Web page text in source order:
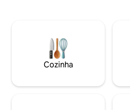
mesa de jantar, chuveiro, chinelos e
produtos de higiene pessoal
Cada quarto foi projetado para
proporcionar uma estadia
JudEls.
Cozinha